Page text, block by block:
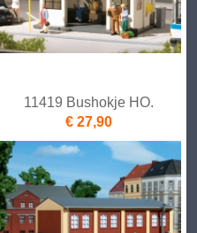
11419 Bushokje HO.
€ 27,90